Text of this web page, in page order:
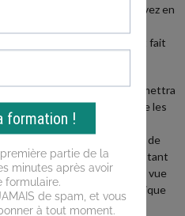
que vous avez en
Ce blog est fait
Il vous permettra
d'apprendre les
photo, puis de
progresser tant
du point de vue
de la technique
que de la